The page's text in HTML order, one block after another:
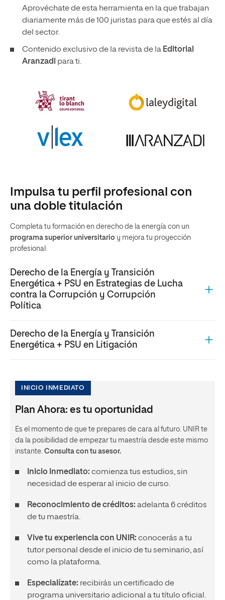
Aprovéchate de esta herramienta en la que trabajan
diariamente más de 100 juristas para que estés al día
del sector.
Contenido exclusivo de la revista de la Editorial
Aranzadi para ti.
Impulsa tu perfil profesional con
una doble titulación
Completa tu formación en derecho de la energía con un
programa superior universitario y mejora tu proyección
profesional:
Derecho de la Energía y Transición
Energética + PSU en Estrategias de Lucha
contra la Corrupción y Corrupción
Política
Derecho de la Energía y Transición
Energética + PSU en Litigación
INICIO INMEDIATO
Plan Ahora: es tu oportunidad
Es el momento de que te prepares de cara al futuro. UNIR te
da la posibilidad de empezar tu maestría desde este mismo
instante. Consulta con tu asesor.
Inicio inmediato: comienza tus estudios, sin
necesidad de esperar al inicio de curso.
Reconocimiento de créditos: adelanta 6 créditos
de tu maestría.
Vive tu experiencia con UNIR: conocerás a tu
tutor personal desde el inicio de tu seminario, así
como la plataforma.
Especialízate: recibirás un certificado de
programa universitario adicional a tu título oficial.